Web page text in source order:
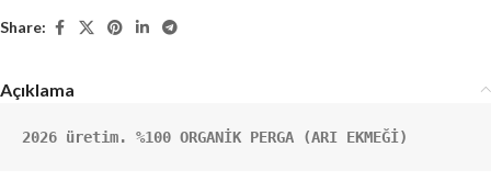
Share:
Açıklama
2026 üretim. %100 ORGANİK PERGA (ARI EKMEĞİ)